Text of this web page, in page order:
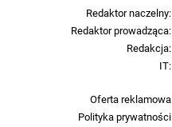
Oferta reklamowa
Polityka prywatności
Redaktor naczelny:
Redaktor prowadząca:
Redakcja:
IT: